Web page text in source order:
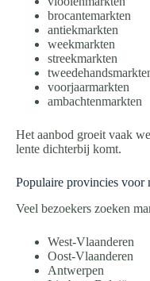
brocantemarkten
antiekmarkten
weekmarkten
streekmarkten
voorjaarmarkten
ambachtenmarkten
Het aanbod groeit vaak
lente dichterbij komt.
Populaire provincies voor
Veel bezoekers zoeken
West-Vlaanderen
Oost-Vlaanderen
Antwerpen